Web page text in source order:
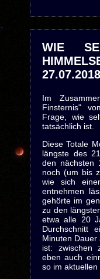
WIE
Im
Finsternis"
Frage, wie
tatsächlich ist.
Diese Totale
längste des
den nächsten
noch (um bis
wie sich
entnehmen
gehörte im
zu den
etwa alle 20
Durchschnitt
Minuten Dauer
ist: zwischen
eben auch
so im aktuellen